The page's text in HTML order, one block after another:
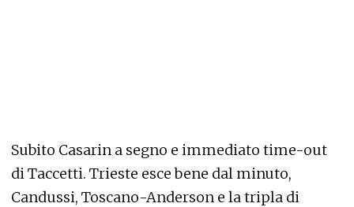
Subito Casarin a segno e immediato time-out
di Taccetti. Trieste esce bene dal minuto,
Candussi, Toscano-Anderson e la tripla di